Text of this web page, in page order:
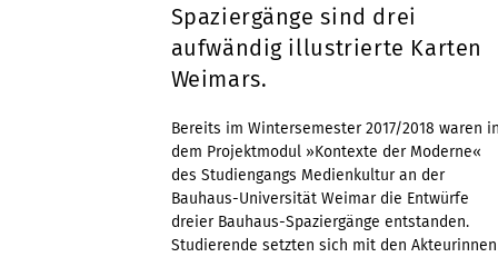
Spaziergänge sind drei
aufwändig illustrierte Karten
Weimars.
Bereits im Wintersemester 2017/2018 waren
dem Projektmodul »Kontexte der Moderne«
des Studiengangs Medienkultur an der
Bauhaus-Universität Weimar die Entwürfe
dreier Bauhaus-Spaziergänge entstanden.
Studierende setzten sich mit den Akteurinnen